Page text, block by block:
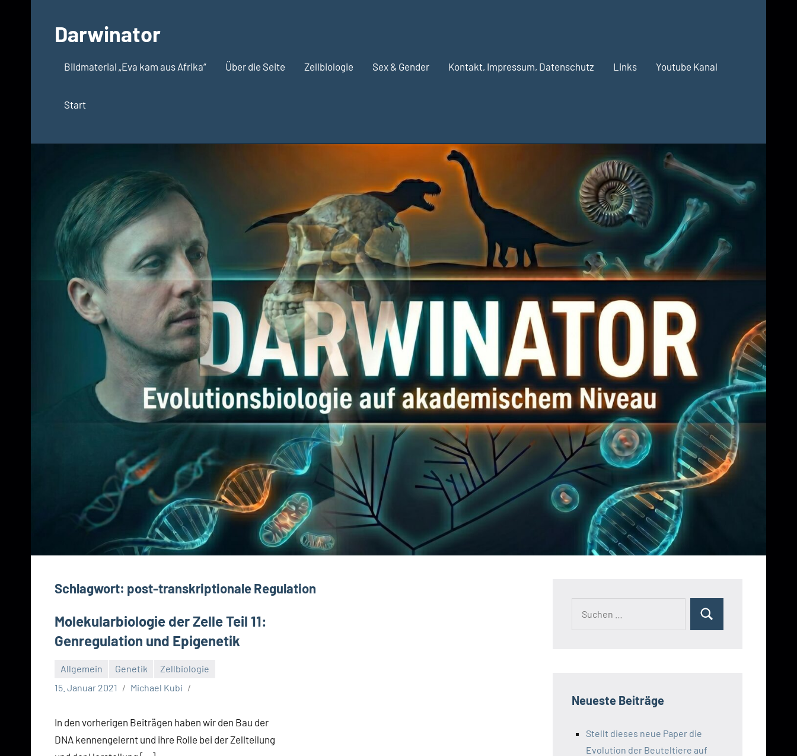
springenDarwinator
Evolutionsbiologie
Bildmaterial „Eva kam aus Afrika“ Über die Seite Zellbiologie Sex & Gender Kontakt, Impressum, Datenschutz Links Youtube Kanal
Start
Schlagwort: post-transkriptionale Regulation
Molekularbiologie der Zelle Teil 11:
Genregulation und Epigenetik
Allgemein Genetik
Zellbiologie
15. Januar 2021
Michael Kubi
In den vorherigen Beiträgen haben wir den Bau der
DNA kennengelernt und ihre Rolle bei der Zellteilung
Suchen
Neueste Beiträge
Stellt dieses neue Paper die
Evolution der Beuteltiere auf